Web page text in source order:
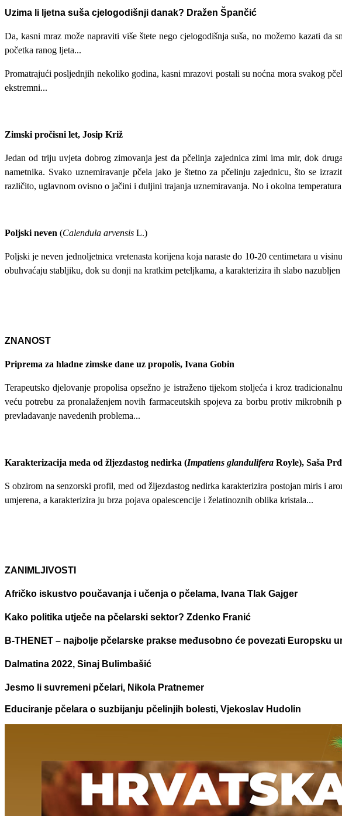
Uzima li ljetna suša cjelogodišnji danak? Dražen Špančić
Da, kasni mraz može napraviti više štete nego cjelogodišnja suša, no možemo kazati
početka ranog ljeta...
Promatrajući posljednjih nekoliko godina, kasni mrazovi postali su noćna mora svakog
ekstremni...
Zimski pročisni let, Josip Križ
Jedan od triju uvjeta dobrog zimovanja jest da pčelinja zajednica zimi ima mir, dok
nametnika. Svako uznemiravanje pčela jako je štetno za pčelinju zajednicu, što se
različito, uglavnom ovisno o jačini i duljini trajanja uznemiravanja. No i okolna
Poljski neven (Calendula arvensis L.)
Poljski je neven jednoljetnica vretenasta korijena koja naraste do 10-20 centimetara u
obuhvaćaju stabljiku, dok su donji na kratkim peteljkama, a karakterizira ih slabo nazubljen
ZNANOST
Priprema za hladne zimske dane uz propolis, Ivana Gobin
Terapeutsko djelovanje propolisa opsežno je istraženo tijekom stoljeća i kroz
veću potrebu za pronalaženjem novih farmaceutskih spojeva za borbu protiv
prevladavanje navedenih problema...
Karakterizacija meda od žljezdastog nedirka (Impatiens glandulifera Royle), Saša
S obzirom na senzorski profil, med od žljezdastog nedirka karakterizira postojan miris i
umjerena, a karakterizira ju brza pojava opalescencije i želatinoznih oblika kristala...
ZANIMLJIVOSTI
Afričko iskustvo poučavanja i učenja o pčelama, Ivana Tlak Gajger
Kako politika utječe na pčelarski sektor? Zdenko Franić
B-THENET – najbolje pčelarske prakse međusobno će povezati Europsku
Dalmatina 2022, Sinaj Bulimbašić
Jesmo li suvremeni pčelari, Nikola Pratnemer
Educiranje pčelara o suzbijanju pčelinjih bolesti, Vjekoslav Hudolin